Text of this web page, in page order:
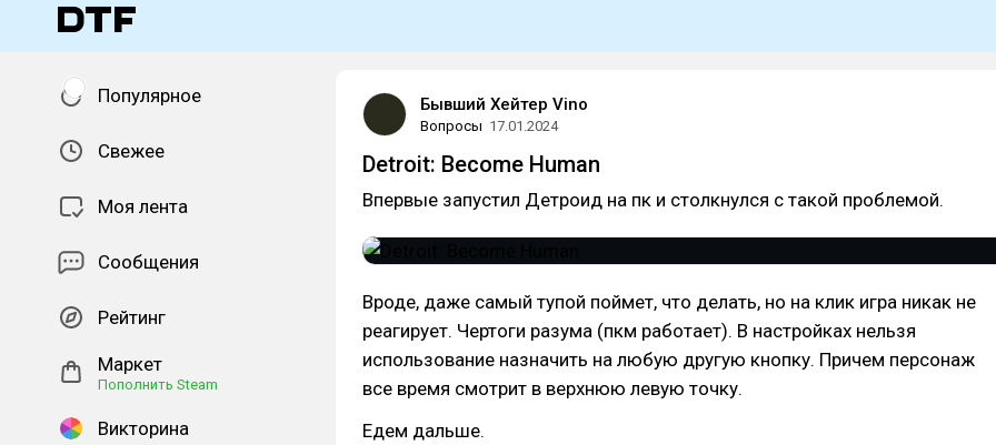
Популярное
Свежее
Моя лента
Сообщения
Рейтинг
Маркет
Пополнить Steam
Викторина
Бывший Хейтер Vino
Вопросы 17.01.2024
Detroit: Become Human
Впервые запустил Детроид на пк и столкнулся с такой проблемой.
Вроде, даже самый тупой поймет, что делать, но на клик игра никак не
реагирует. Чертоги разума (пкм работает). В настройках нельзя
использование назначить на любую другую кнопку. Причем персонаж
все время смотрит в верхнюю левую точку.
Едем дальше.